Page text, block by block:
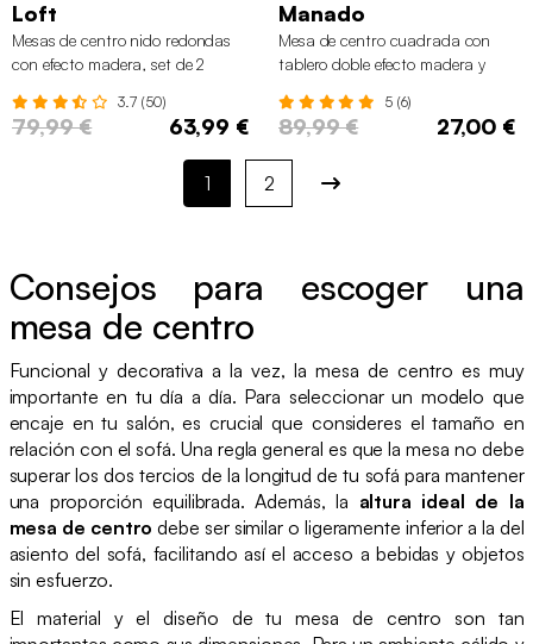
Loft
Mesas de centro nido redondas
con efecto madera, set de 2
3.7 (50)
79,99 € 63,99 €
Manado
Mesa de centro cuadrada con
tablero doble efecto madera y
5 (6)
89,99 € 27,00 €
1 2
Consejos para escoger una
mesa de centro
Funcional y decorativa a la vez, la mesa de centro es muy
importante en tu día a día. Para seleccionar un modelo que
encaje en tu salón, es crucial que consideres el tamaño en
relación con el sofá. Una regla general es que la mesa no debe
superar los dos tercios de la longitud de tu sofá para mantener
una proporción equilibrada. Además, la altura ideal de la
mesa de centro debe ser similar o ligeramente inferior a la del
asiento del sofá, facilitando así el acceso a bebidas y objetos
sin esfuerzo.
El material y el diseño de tu mesa de centro son tan